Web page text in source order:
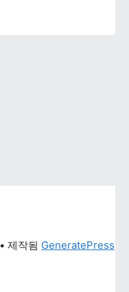
• 제작됨 GeneratePress